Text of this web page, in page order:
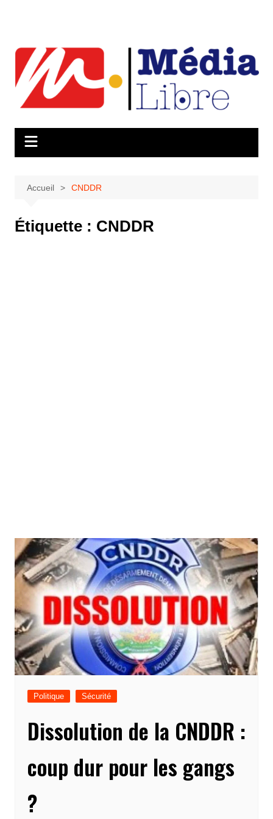
contenu
Accueil CNDDR
Étiquette : CNDDR
Politique Sécurité
Dissolution de la CNDDR :
coup dur pour les gangs
?